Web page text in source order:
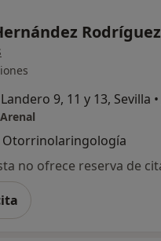
Rodríguez
9, 11 y 13, Sevilla •
Otorrinolaringología